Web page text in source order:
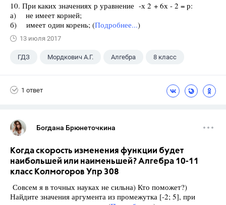
10. При каких значениях р уравнение -х 2 + 6х - 2 = р:
а) не имеет корней;
б) имеет один корень; (Подробнее...)
13 июля 2017
ГДЗ Мордкович А.Г. Алгебра 8 класс
1 ответ
Богдана Брюнеточкина
Когда скорость изменения функции будет
наибольшей или наименьшей? Алгебра 10-11
класс Колмогоров Упр 308
Совсем я в точных науках не сильна) Кто поможет?)
Найдите значения аргумента из промежутка [-2; 5], при